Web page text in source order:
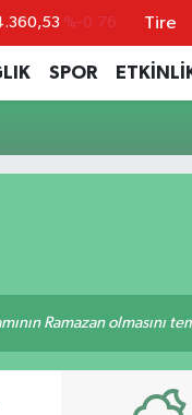
%-0.76
47,7143 %0.16
55,0317 %-0.02
Tire
SPOR
Ramazan olmasını